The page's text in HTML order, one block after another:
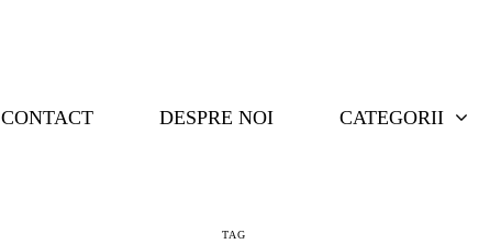
CONTACT DESPRE NOI CATEGORII
TAG